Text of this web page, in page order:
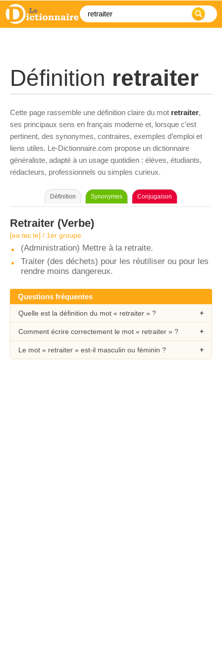
Définition retraiter
Cette page rassemble une définition claire du mot retraiter,
ses principaux sens en français moderne et, lorsque c’est
pertinent, des synonymes, contraires, exemples d’emploi et
liens utiles. Le-Dictionnaire.com propose un dictionnaire
généraliste, adapté à un usage quotidien : élèves, étudiants,
rédacteurs, professionnels ou simples curieux.
Définition Synonymes Conjugaison
Retraiter (Verbe)
[ʁə.tʁɛ.te] / 1er groupe
(Administration) Mettre à la retraite.
Traiter (des déchets) pour les réutiliser ou pour les
rendre moins dangereux.
Questions fréquentes
Quelle est la définition du mot « retraiter » ?
Comment écrire correctement le mot « retraiter » ?
Le mot « retraiter » est-il masculin ou féminin ?